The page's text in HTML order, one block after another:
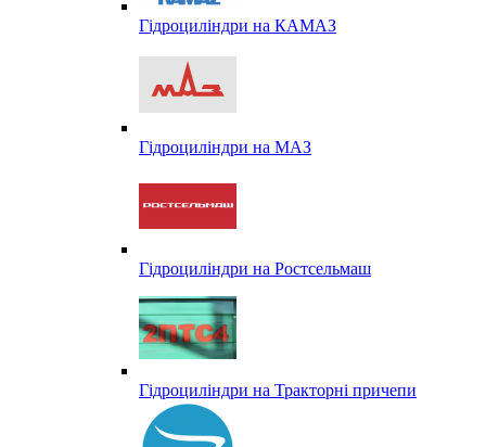
Гідроциліндри на КАМАЗ
Гідроциліндри на МАЗ
Гідроциліндри на Ростсельмаш
Гідроциліндри на Тракторні причепи